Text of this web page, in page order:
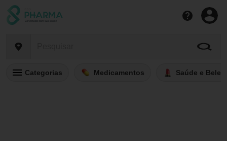
Categorias Medicamentos Saúde e